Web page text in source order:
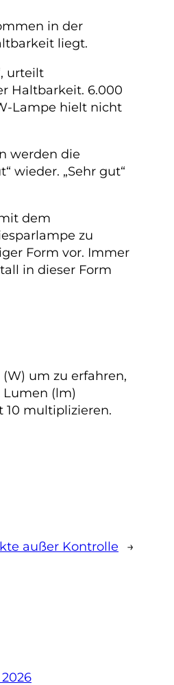
in der
liegt.
urteilt
Haltbarkeit. 6.000
Lampe hielt nicht
werden die
wieder. „Sehr gut“
dem
zu
Form vor. Immer
in dieser Form
um zu erfahren,
(lm)
10 multiplizieren.
außer Kontrolle →